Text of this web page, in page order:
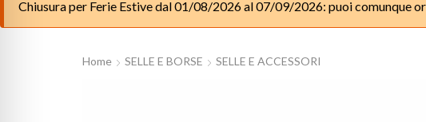
Chiusura per Ferie Estive dal 01/08/2026 al 07/09/2026: puoi comunque
Home SELLE E BORSE SELLE E ACCESSORI